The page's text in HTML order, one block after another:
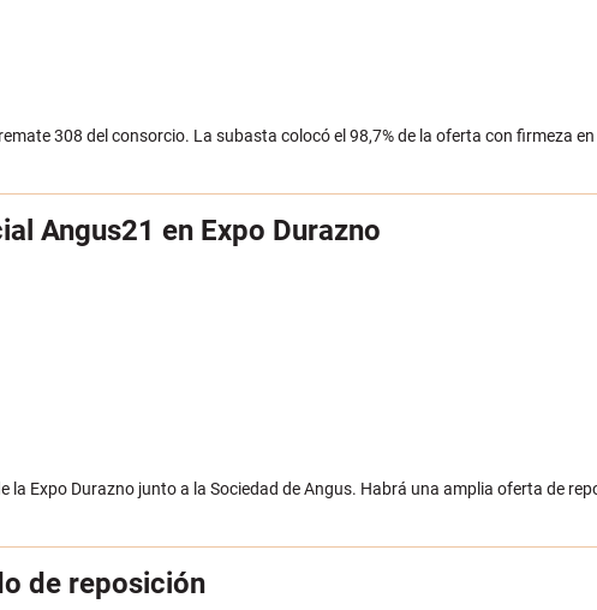
308 del consorcio. La subasta colocó el 98,7% de la oferta con firmeza
Angus21 en Expo Durazno
Expo Durazno junto a la Sociedad de Angus. Habrá una amplia oferta de
de reposición